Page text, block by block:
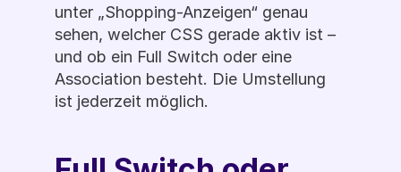
unter „Shopping-Anzeigen“ genau
sehen, welcher CSS gerade aktiv ist –
und ob ein Full Switch oder eine
Association besteht. Die Umstellung
ist jederzeit möglich.